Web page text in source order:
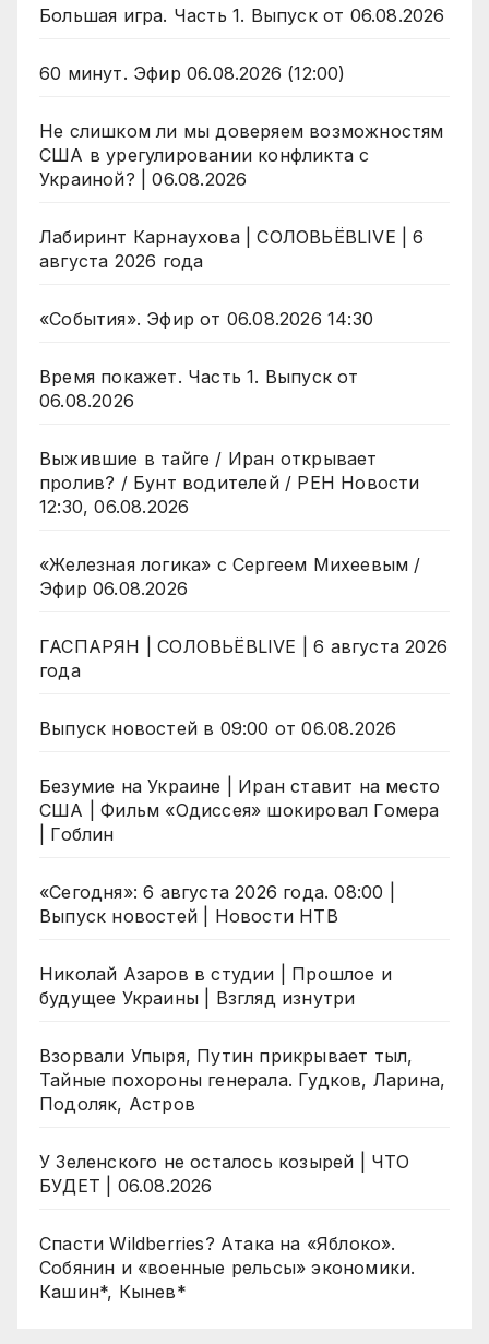
Большая игра. Часть 1. Выпуск от 06.08.2026
60 минут. Эфир 06.08.2026 (12:00)
Не слишком ли мы доверяем возможностям
США в урегулировании конфликта с
Украиной? | 06.08.2026
Лабиринт Карнаухова | СОЛОВЬЁВLIVE | 6
августа 2026 года
«События». Эфир от 06.08.2026 14:30
Время покажет. Часть 1. Выпуск от
06.08.2026
Выжившие в тайге / Иран открывает
пролив? / Бунт водителей / РЕН Новости
12:30, 06.08.2026
«Железная логика» с Сергеем Михеевым /
Эфир 06.08.2026
ГАСПАРЯН | СОЛОВЬЁВLIVE | 6 августа 2026
года
Выпуск новостей в 09:00 от 06.08.2026
Безумие на Украине | Иран ставит на место
США | Фильм «Одиссея» шокировал Гомера
| Гоблин
«Сегодня»: 6 августа 2026 года. 08:00 |
Выпуск новостей | Новости НТВ
Николай Азаров в студии | Прошлое и
будущее Украины | Взгляд изнутри
Взорвали Упыря, Путин прикрывает тыл,
Тайные похороны генерала. Гудков, Ларина,
Подоляк, Астров
У Зеленского не осталось козырей | ЧТО
БУДЕТ | 06.08.2026
Спасти Wildberries? Атака на «Яблоко».
Собянин и «военные рельсы» экономики.
Кашин*, Кынев*